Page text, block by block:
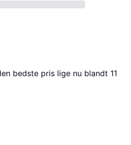
bedste pris lige nu blandt 11